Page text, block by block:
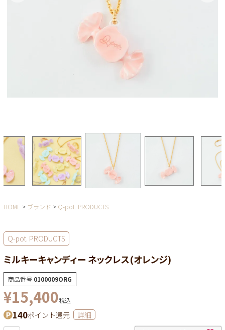
HOME ブランド Q-pot. PRODUCTS
Q-pot. PRODUCTS
ミルキーキャンディー ネックレス(オレンジ)
商品番号 0100009ORG
¥15,400税込
140ポイント還元 詳細